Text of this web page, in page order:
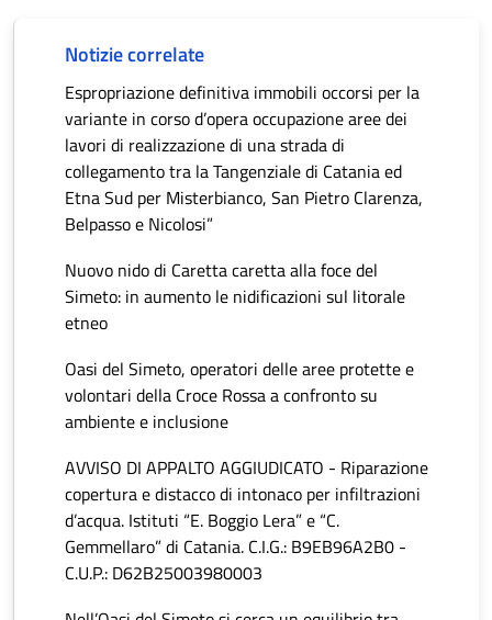
Notizie correlate
Espropriazione definitiva immobili occorsi per la
variante in corso d’opera occupazione aree dei
lavori di realizzazione di una strada di
collegamento tra la Tangenziale di Catania ed
Etna Sud per Misterbianco, San Pietro Clarenza,
Belpasso e Nicolosi”
Nuovo nido di Caretta caretta alla foce del
Simeto: in aumento le nidificazioni sul litorale
etneo
Oasi del Simeto, operatori delle aree protette e
volontari della Croce Rossa a confronto su
ambiente e inclusione
AVVISO DI APPALTO AGGIUDICATO - Riparazione
copertura e distacco di intonaco per infiltrazioni
d’acqua. Istituti “E. Boggio Lera” e “C.
Gemmellaro” di Catania. C.I.G.: B9EB96A2B0 -
C.U.P.: D62B25003980003